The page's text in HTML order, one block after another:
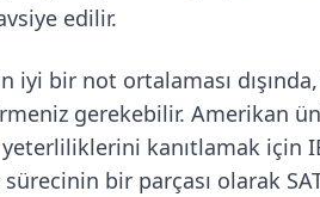
edilir.
bir not ortalaması
gerekebilir. Amerikan
kanıtlamak için
bir parçası olarak